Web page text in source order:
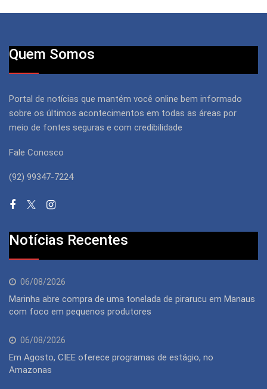
Quem Somos
Portal de notícias que mantém você online bem informado
sobre os últimos acontecimentos em todas as áreas por
meio de fontes seguras e com credibilidade
Fale Conosco
(92) 99347-7224
Notícias Recentes
06/08/2026
Marinha abre compra de uma tonelada de pirarucu em Manaus
com foco em pequenos produtores
06/08/2026
Em Agosto, CIEE oferece programas de estágio, no
Amazonas